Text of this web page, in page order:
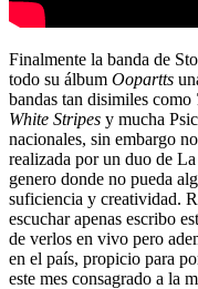
Finalmente la banda de
todo su álbum Oopartts
bandas tan disimiles como
White Stripes y mucha
nacionales, sin embargo
realizada por un duo de
genero donde no pueda
suficiencia y creatividad.
escuchar apenas escribo
de verlos en vivo pero
en el país, propicio para
este mes consagrado a la